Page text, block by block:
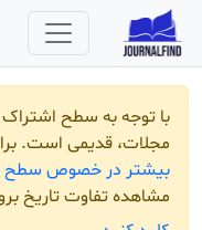
به سطح اشتراک شما تمامی
قدیمی است. برای تهیه
خصوص سطح بندی
تاریخ بروزرسانی